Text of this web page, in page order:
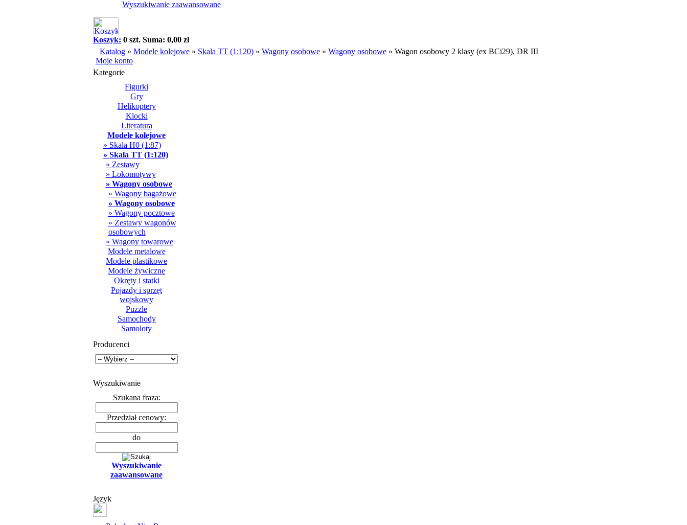
Wyszukiwanie zaawansowane
Koszyk: 0 szt. Suma: 0,00 zł
Katalog » Modele kolejowe » Skala TT (1:120) » Wagony osobowe » Wagony osobowe » Wagon osobowy 2 klasy (ex BCi29), DR III
Moje konto
Kategorie
Figurki
Gry
Helikoptery
Klocki
Literatura
Modele kolejowe
» Skala H0 (1:87)
» Skala TT (1:120)
» Zestawy
» Lokomotywy
» Wagony osobowe
» Wagony bagażowe
» Wagony osobowe
» Wagony pocztowe
» Zestawy wagonów
osobowych
» Wagony towarowe
Modele metalowe
Modele plastikowe
Modele żywiczne
Okręty i statki
Pojazdy i sprzęt
wojskowy
Puzzle
Samochody
Samoloty
Producenci
Wyszukiwanie
Szukana fraza:
Przedział cenowy:
do
Wyszukiwanie
zaawansowane
Język